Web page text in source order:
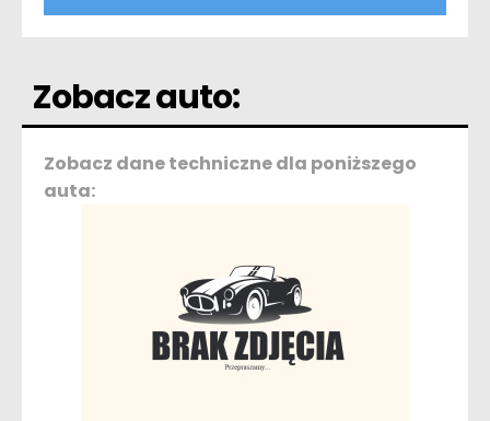
Zobacz auto:
Zobacz dane techniczne dla poniższego
auta: